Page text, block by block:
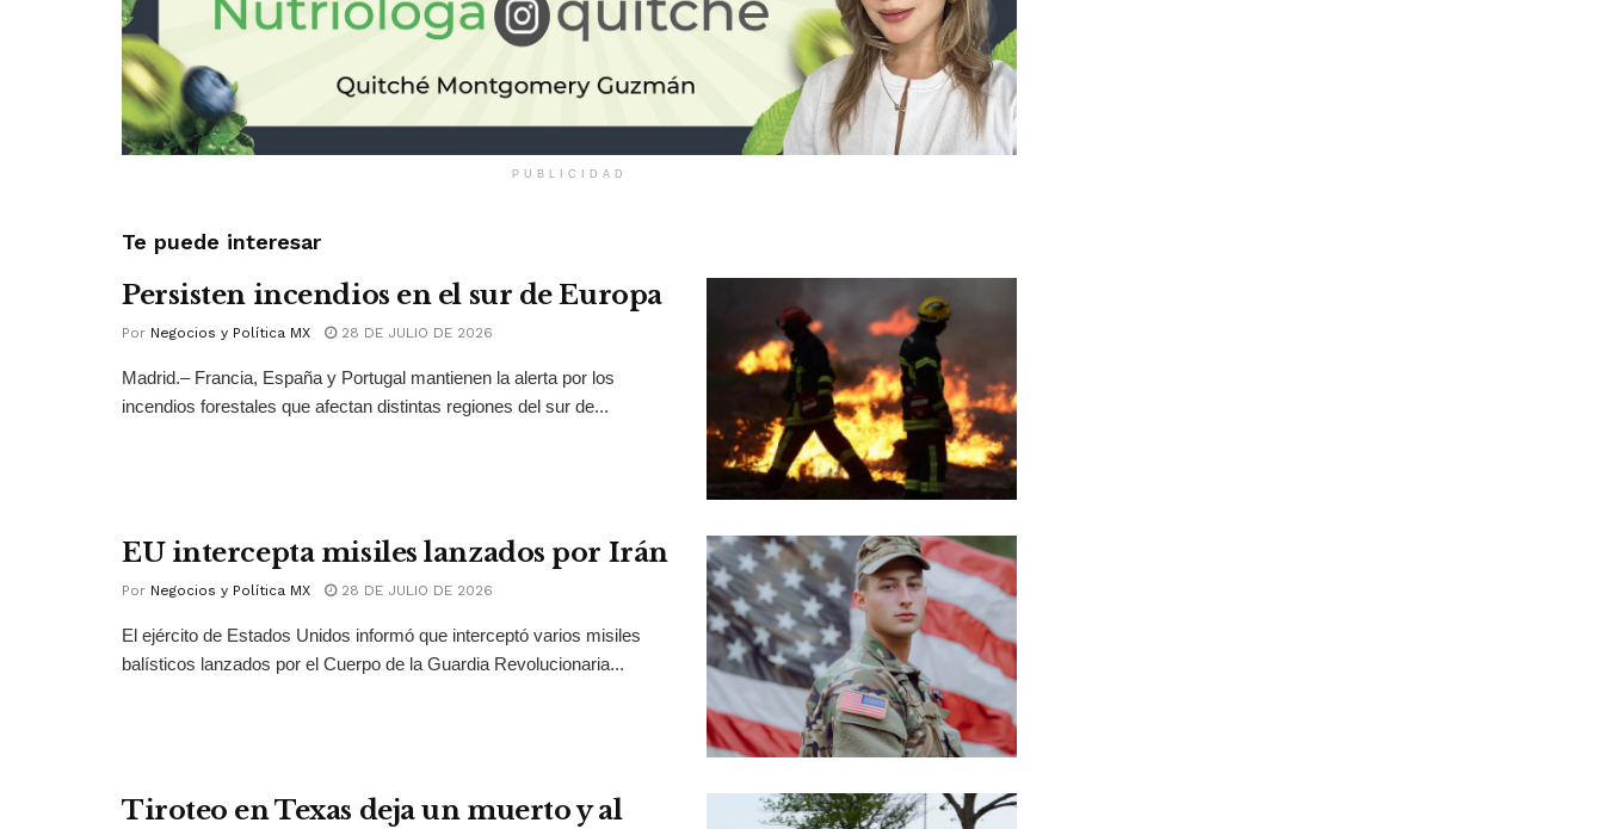
PUBLICIDAD
Te puede interesar
Persisten incendios en el sur de Europa
Por Negocios y Política MX 28 DE JULIO DE 2026
Madrid.– Francia, España y Portugal mantienen la alerta por los
incendios forestales que afectan distintas regiones del sur de...
EU intercepta misiles lanzados por Irán
Por Negocios y Política MX 28 DE JULIO DE 2026
El ejército de Estados Unidos informó que interceptó varios misiles
balísticos lanzados por el Cuerpo de la Guardia Revolucionaria...
Tiroteo en Texas deja un muerto y al